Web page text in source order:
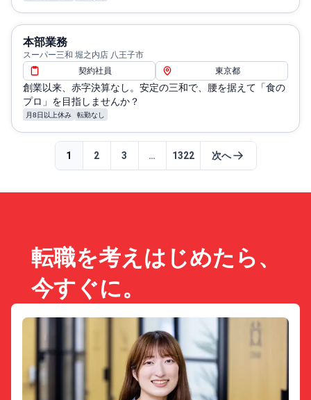
本部業務
スーパー三和 堀之内店 八王子市
契約社員
東京都
創業以来、赤字決算なし。安定の三和で、腰を据えて「食の
プロ」を目指しませんか？
月8日以上休み 転勤なし
1 2 3 … 1322 次へ
転職を考えはじめたら、
今すぐに。